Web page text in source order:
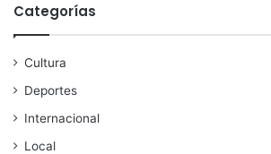
Categorías
Cultura
Deportes
Internacional
Local